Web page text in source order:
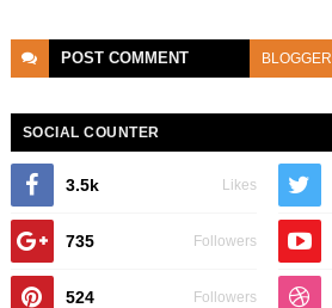
POST COMMENT BLOGGER
SOCIAL COUNTER
3.5k Likes
735 Followers
524 Followers